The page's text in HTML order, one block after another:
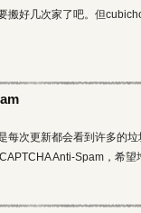
搬好几次家了吧。但
每次更新都会看到许多的
Anti-Spam，希